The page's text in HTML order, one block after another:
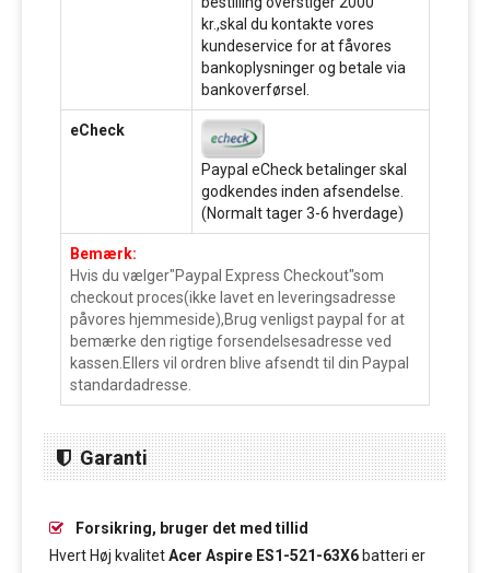
kr.,skal du kontakte vores
kundeservice for at fåvores
bankoplysninger og betale via
bankoverførsel.
eCheck
Paypal eCheck betalinger skal
godkendes inden afsendelse.
(Normalt tager 3-6 hverdage)
Bemærk:
Hvis du vælger"Paypal Express Checkout"som
checkout proces(ikke lavet en leveringsadresse
påvores hjemmeside),Brug venligst paypal for at
bemærke den rigtige forsendelsesadresse ved
kassen.Ellers vil ordren blive afsendt til din Paypal
standardadresse.
Garanti
Forsikring, bruger det med tillid
Hvert Høj kvalitetAcer Aspire ES1-521-63X6 batteri er